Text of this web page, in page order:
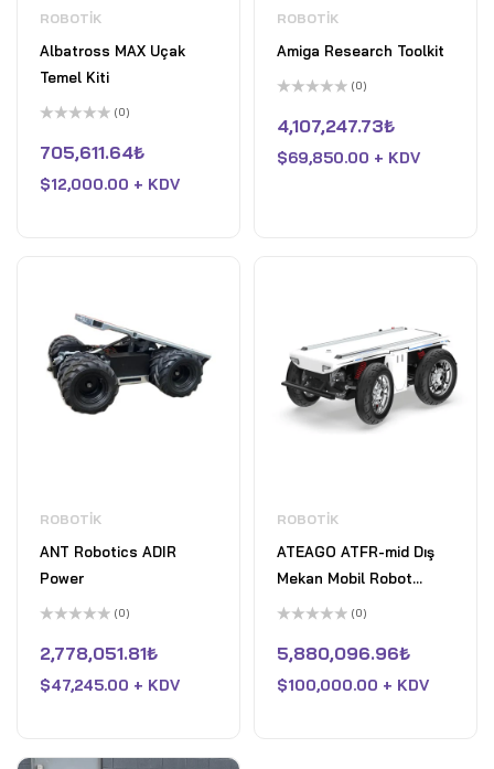
ROBOTIK
Albatross MAX Uçak
Temel Kiti
üzerinden
0
aldı
(0)
705,611.64₺
$12,000.00 + KDV
ROBOTIK
Amiga Research Toolkit
üzerinden
0
aldı
(0)
4,107,247.73₺
$69,850.00 + KDV
ROBOTIK
ANT Robotics ADIR
Power
üzerinden
0
aldı
(0)
2,778,051.81₺
$47,245.00 + KDV
ROBOTIK
ATEAGO ATFR-mid Dış
Mekan Mobil Robot
Şasesi
üzerinden
0
aldı
(0)
5,880,096.96₺
$100,000.00 + KDV